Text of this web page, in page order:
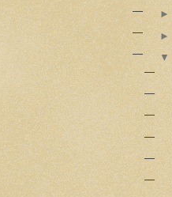
►
►
▼